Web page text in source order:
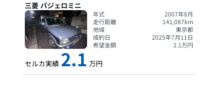
三菱 パジェロミニ
年式
2007年8月
走行距離
141,087km
地域
東京都
成約日
2025年7月11日
希望金額
2.1万円
セルカ実績 2.1 万円